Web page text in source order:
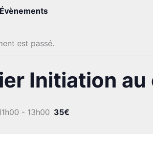
est passé.
Initiation
- 13h00 35€